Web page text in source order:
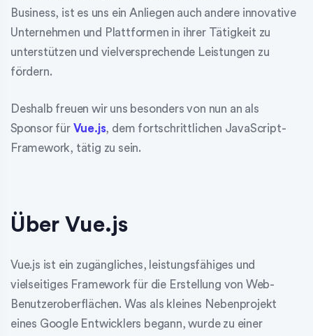
Business, ist es uns ein Anliegen auch andere innovative
Unternehmen und Plattformen in ihrer Tätigkeit zu
unterstützen und vielversprechende Leistungen zu
fördern.
Deshalb freuen wir uns besonders von nun an als
Sponsor für Vue.js, dem fortschrittlichen JavaScript-
Framework, tätig zu sein.
Über Vue.js
Vue.js ist ein zugängliches, leistungsfähiges und
vielseitiges Framework für die Erstellung von Web-
Benutzeroberflächen. Was als kleines Nebenprojekt
eines Google Entwicklers begann, wurde zu einer